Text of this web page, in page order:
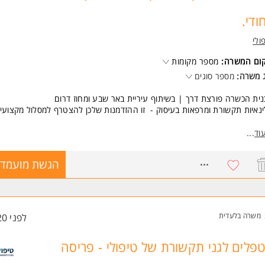
המשרה: מספר מקומות
משרה: מספר סוגים
הכשרה פורצת דרך | בשיתוף עיריית באר שבע ומחוז דרום
תקשורת ומרפאות בעיסוק - זו ההזדמנות שלכן להצטרף למסלול מקצועי
משיקים תכנית הכשרה חדשנית בשיתוף כללית - מחוז דרום, המיועדת גם
מחכה לכן?
הכשרה מקצועית ויוקרתית בהיקף של 40 שעות אקדמאיות במימון מלא
שכר הגבוה ביותר
להשתלב בארגון מוביל ולהתפתח מקצועית.
המקומות מוגבל.
עוד...
הגשת
משרה בלעדית לפני 20 שעות
לגני תקשורת של טיפולי - פריסה